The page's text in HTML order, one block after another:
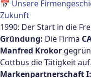
📅 Unsere
Zukunft
1990: Der Start in die
Gründung: Die Firma
Manfred Krokor
Cottbus die Tätigkeit auf.
Markenpartnerschaft I: